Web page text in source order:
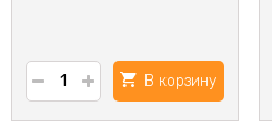
В корзину